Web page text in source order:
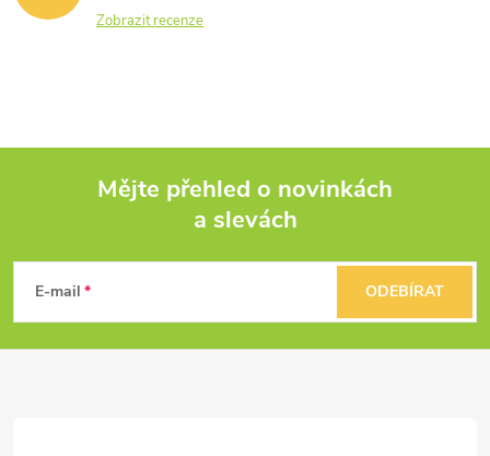
Zobrazit recenze
p
Mějte přehled o novinkách
a slevách
E-mail ODEBÍRAT